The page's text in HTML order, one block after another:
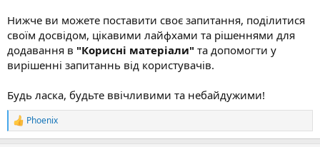
Нижче ви можете поставити своє запитання, поділитися
своїм досвідом, цікавими лайфхами та рішеннями для
додавання в "Корисні матеріали" та допомогти у
вирішенні запитаннь від користувачів.
Будь ласка, будьте ввічливими та небайдужими!
Р
е
Phoenix